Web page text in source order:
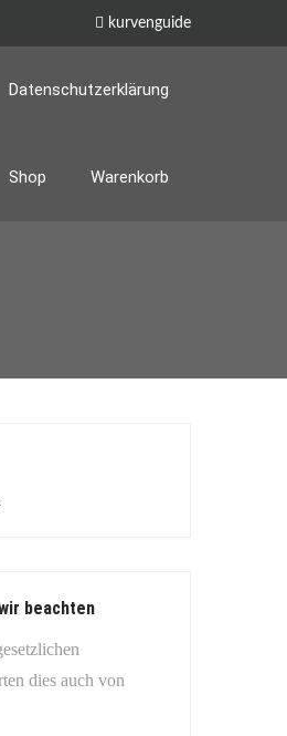
kurvenguide
Datenschutzerklärung
Shop Warenkorb
beachten
dies auch von